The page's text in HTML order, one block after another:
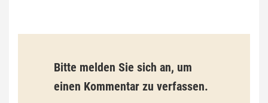
9
3
Bitte melden Sie sich an, um
einen Kommentar zu verfassen.